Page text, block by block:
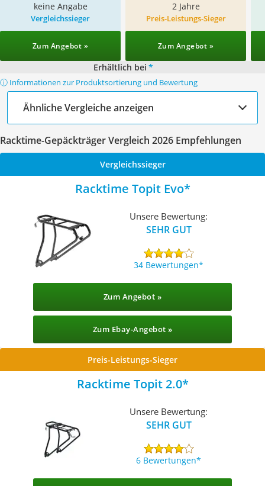
keine Angabe 2 Jahre
Vergleichssieger
Zum Angebot »
Preis-Leistungs-Sieger
Zum Angebot »
Erhältlich bei *
ⓘ Informationen zur Produktsortierung und Bewertung
Ähnliche Vergleiche anzeigen
Racktime-Gepäckträger Vergleich 2026 Empfehlungen
Vergleichssieger
Racktime Topit Evo
Unsere Bewertung:
SEHR GUT
34 Bewertungen
Zum Angebot »
Zum Ebay-Angebot »
Preis-Leistungs-Sieger
Racktime Topit 2.0
Unsere Bewertung:
SEHR GUT
6 Bewertungen